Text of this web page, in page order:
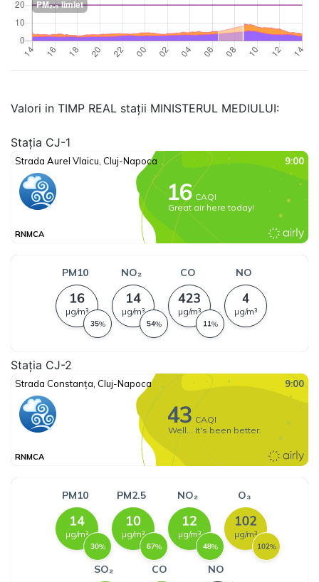
Valori in TIMP REAL stații MINISTERUL MEDIULUI:
Stația CJ-1
Stația CJ-2